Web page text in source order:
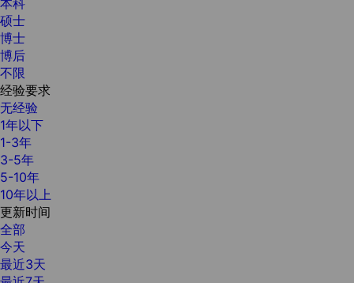
硕士
博士
博后
不限
经验要求
无经验
1年以下
1-3年
3-5年
5-10年
10年以上
更新时间
全部
今天
最近3天